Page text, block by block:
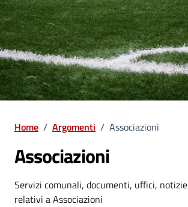
Home / Argomenti / Associazioni
Associazioni
Dettagli
Servizi comunali, documenti, uffici,
relativi a Associazioni